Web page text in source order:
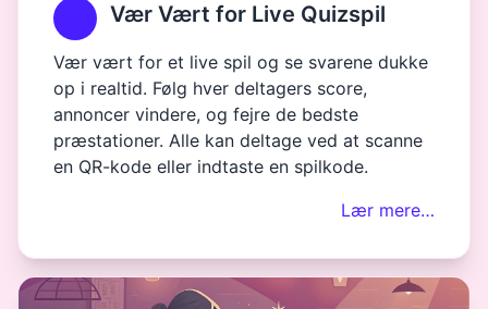
Vær Vært for Live Quizspil
Vær vært for et live spil og se svarene dukke
op i realtid. Følg hver deltagers score,
annoncer vindere, og fejre de bedste
præstationer. Alle kan deltage ved at scanne
en QR-kode eller indtaste en spilkode.
Lær mere…